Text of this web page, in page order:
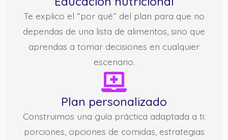
Te explico el “por qué” del plan para que no
dependas de una lista de alimentos, sino que
aprendas a tomar decisiones en cualquier
escenario.
Plan personalizado
Construimos una guía práctica adaptada a ti:
porciones, opciones de comidas, estrategias